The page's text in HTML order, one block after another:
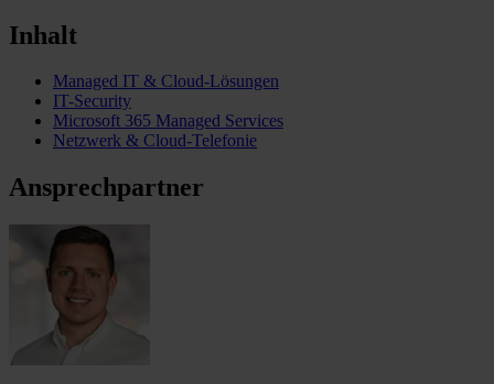
Inhalt
Managed IT & Cloud-Lösungen
IT-Security
Microsoft 365 Managed Services
Netzwerk & Cloud-Telefonie
Ansprechpartner